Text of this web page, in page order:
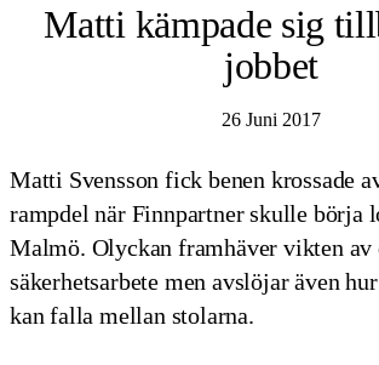
Matti kämpade sig
jobbet
26 Juni 2017
Matti Svensson fick benen krossade
rampdel när Finnpartner skulle börja
Malmö. Olyckan framhäver vikten av
säkerhetsarbete men avslöjar även
kan falla mellan stolarna.